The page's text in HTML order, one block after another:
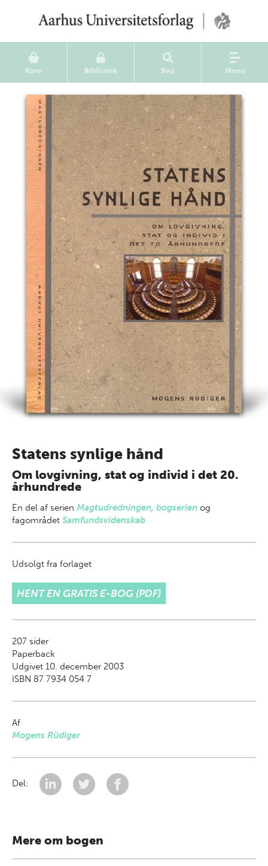
Kurv Bibliotek Søg Menu
Statens synlige hånd
Om lovgivning, stat og individ i det 20.
århundrede
En del af serien Magtudredningen, bogserien og
fagområdet Samfundsvidenskab
Udsolgt fra forlaget
HENT EN GRATIS E-BOG (PDF)
207 sider
Paperback
Udgivet 10. december 2003
ISBN 87 7934 054 7
Af
Mogens Rüdiger
Del:
Mere om bogen